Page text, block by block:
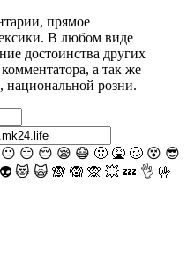
, прямое
В любом виде
достоинства других
а так же
национальной розни.
😐 😑 😔 😪 😷 🤢 🤮 🥴 😵 😎
👽 😻 🙀 🙈 🙉 🙊 💥 💤 👌 🤟